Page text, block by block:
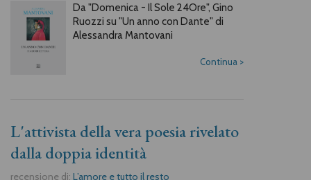
Da "Domenica - Il Sole 24Ore", Gino
Ruozzi su "Un anno con Dante" di
Alessandra Mantovani
Continua >
L'attivista della vera poesia rivelato
dalla doppia identità
recensione di: L’amore e tutto il resto